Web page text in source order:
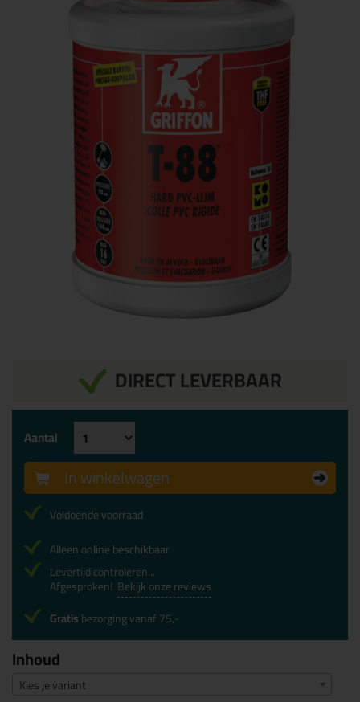
DIRECT LEVERBAAR
Inhoud
Kies je variant
Aantal
In winkelwagen
Voldoende voorraad
Alleen online beschikbaar
Levertijd controleren...
Afgesproken! Bekijk onze reviews
Gratisbezorging vanaf 75,-